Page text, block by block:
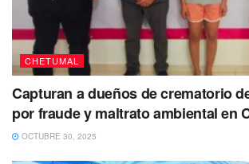
Tags: FGE Investigación Quintana Roo
CHETUMAL
Capturan a dueños de crematorio
por fraude y maltrato ambiental en
OCTUBRE 30, 2025